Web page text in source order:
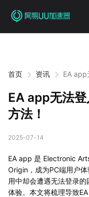
首页 资讯 EA app
EA app无法
方法！
2025-07-14
EA app 是 Electronic
Origin，成为PC端用户
用中却会遭遇无法登录
体验。本文将梳理导致